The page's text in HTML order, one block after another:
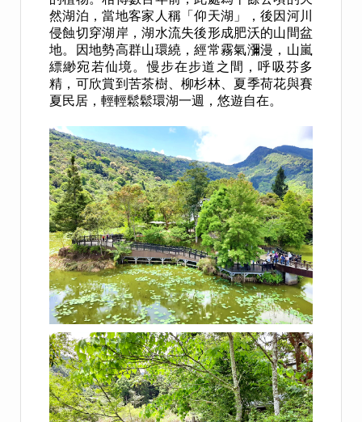
然湖泊，當地客家人稱「仰天湖」，後因河川
侵蝕切穿湖岸，湖水流失後形成肥沃的山間盆
地。因地勢高群山環繞，經常霧氣瀰漫，山嵐
縹緲宛若仙境。慢步在步道之間，呼吸芬多
精，可欣賞到苦茶樹、柳杉林、夏季荷花與賽
夏民居，輕輕鬆鬆環湖一週，悠遊自在。